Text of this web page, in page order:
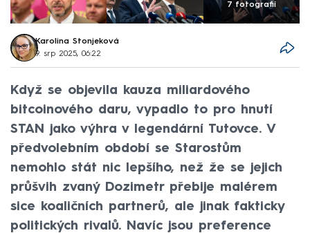
7 fotografií
Karolina Stonjeková
9. srp 2025, 06:22
Když se objevila kauza miliardového
bitcoinového daru, vypadlo to pro hnutí
STAN jako výhra v legendární Tutovce. V
předvolebním období se Starostům
nemohlo stát nic lepšího, než že se jejich
průšvih zvaný Dozimetr přebije malérem
sice koaličních partnerů, ale jinak fakticky
politických rivalů. Navíc jsou preference